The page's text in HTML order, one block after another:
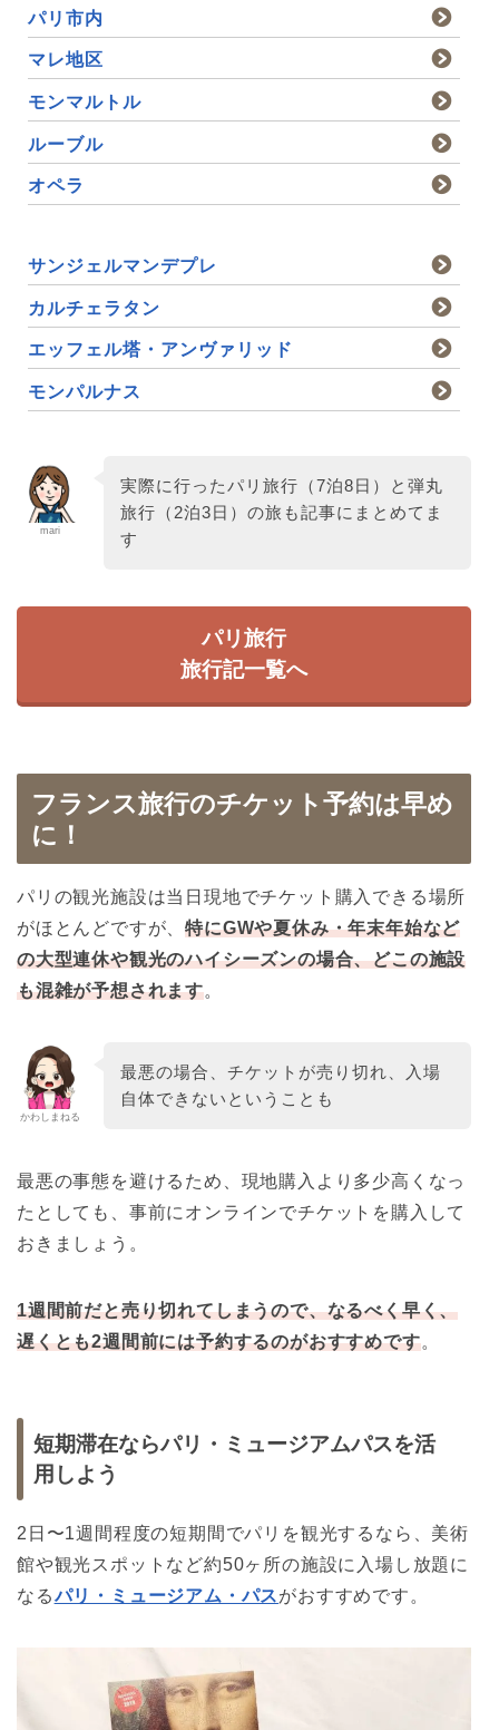
パリ市内
マレ地区
モンマルトル
ルーブル
オペラ
サンジェルマンデプレ
カルチェラタン
エッフェル塔・アンヴァリッド
モンパルナス
mari
実際に行ったパリ旅行（7泊8日）と弾丸
旅行（2泊3日）の旅も記事にまとめてま
す
パリ旅行
旅行記一覧へ
フランス旅行のチケット予約は早め
に！
パリの観光施設は当日現地でチケット購入できる場所
がほとんどですが、特にGWや夏休み・年末年始など
の大型連休や観光のハイシーズンの場合、どこの施設
も混雑が予想されます。
かわしまねる
最悪の場合、チケットが売り切れ、入場
自体できないということも
最悪の事態を避けるため、現地購入より多少高くなっ
たとしても、事前にオンラインでチケットを購入して
おきましょう。
1週間前だと売り切れてしまうので、なるべく早く、
遅くとも2週間前には予約するのがおすすめです。
短期滞在ならパリ・ミュージアムパスを活
用しよう
2日〜1週間程度の短期間でパリを観光するなら、美術
館や観光スポットなど約50ヶ所の施設に入場し放題に
なるパリ・ミュージアム・パスがおすすめです。